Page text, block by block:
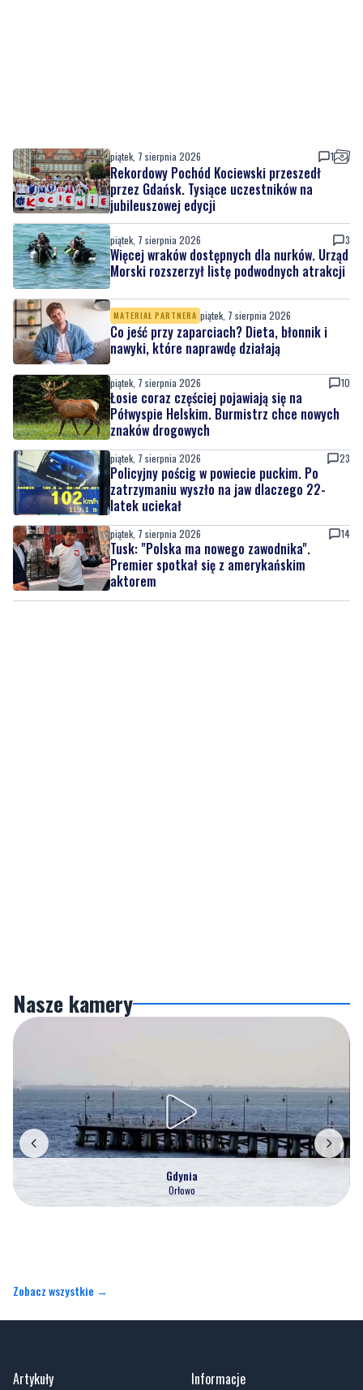
piątek, 7 sierpnia 2026 1
Rekordowy Pochód Kociewski przeszedł
przez Gdańsk. Tysiące uczestników na
jubileuszowej edycji
piątek, 7 sierpnia 2026 3
Więcej wraków dostępnych dla nurków. Urząd
Morski rozszerzył listę podwodnych atrakcji
MATERIAŁ PARTNERA piątek, 7 sierpnia 2026
Co jeść przy zaparciach? Dieta, błonnik i
nawyki, które naprawdę działają
piątek, 7 sierpnia 2026 10
Łosie coraz częściej pojawiają się na
Półwyspie Helskim. Burmistrz chce nowych
znaków drogowych
piątek, 7 sierpnia 2026 23
Policyjny pościg w powiecie puckim. Po
zatrzymaniu wyszło na jaw dlaczego 22-
latek uciekał
piątek, 7 sierpnia 2026 14
Tusk: "Polska ma nowego zawodnika".
Premier spotkał się z amerykańskim
aktorem
Nasze kamery
Gdynia
Orłowo
Zobacz wszystkie →
Artykuły Informacje